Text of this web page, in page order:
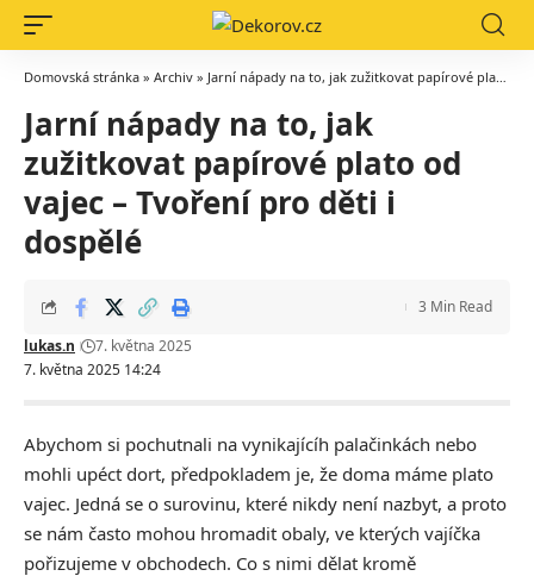
Domovská stránka » Archiv » Jarní nápady na to, jak zužitkovat papírové plato od vajec – Tvoření pro děti i dospělé
Jarní nápady na to, jak
zužitkovat papírové plato od
vajec – Tvoření pro děti i
dospělé
7. května 2025 14:24
lukas.n 7. května 2025
3 Min Read
Abychom si pochutnali na vynikajícíh palačinkách nebo
mohli upéct dort, předpokladem je, že doma máme plato
vajec. Jedná se o surovinu, které nikdy není nazbyt, a proto
se nám často mohou hromadit obaly, ve kterých vajíčka
pořizujeme v obchodech. Co s nimi dělat kromě